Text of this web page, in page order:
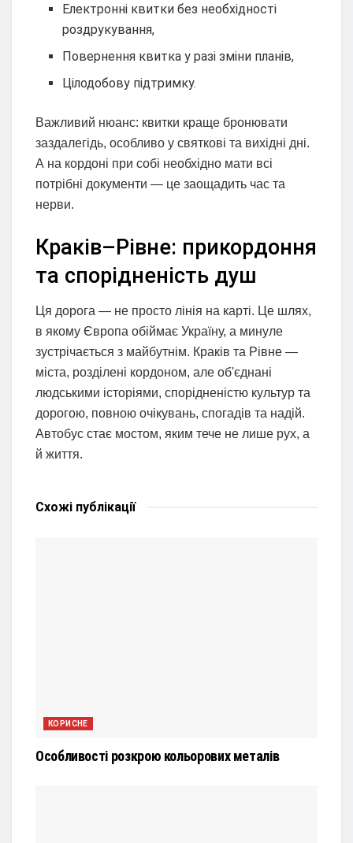
Електронні квитки без необхідності
роздрукування,
Повернення квитка у разі зміни планів,
Цілодобову підтримку.
Важливий нюанс: квитки краще бронювати
заздалегідь, особливо у святкові та вихідні дні.
А на кордоні при собі необхідно мати всі
потрібні документи — це заощадить час та
нерви.
Краків–Рівне: прикордоння
та спорідненість душ
Ця дорога — не просто лінія на карті. Це шлях,
в якому Європа обіймає Україну, а минуле
зустрічається з майбутнім. Краків та Рівне —
міста, розділені кордоном, але об'єднані
людськими історіями, спорідненістю культур та
дорогою, повною очікувань, спогадів та надій.
Автобус стає мостом, яким тече не лише рух, а
й життя.
Схожі публікації
КОРИСНЕ
Особливості розкрою кольорових металів